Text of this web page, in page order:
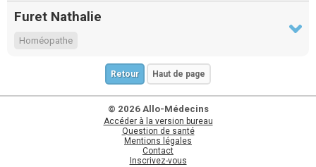
Furet Nathalie
Homéopathe
Retour Haut de page
© 2026 Allo-Médecins
Accéder à la version bureau
Question de santé
Mentions légales
Contact
Inscrivez-vous